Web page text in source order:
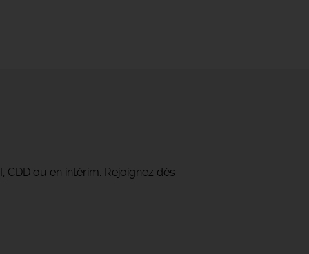
ou en intérim. Rejoignez dès